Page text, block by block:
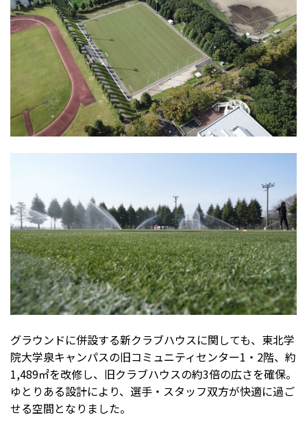
グラウンドに併設する新クラブハウスに関しても、東北学
院大学泉キャンパスの旧コミュニティセンター1・2階、約
1,489㎡を改修し、旧クラブハウスの約3倍の広さを確保。
ゆとりある設計により、選手・スタッフ双方が快適に過ご
せる空間となりました。